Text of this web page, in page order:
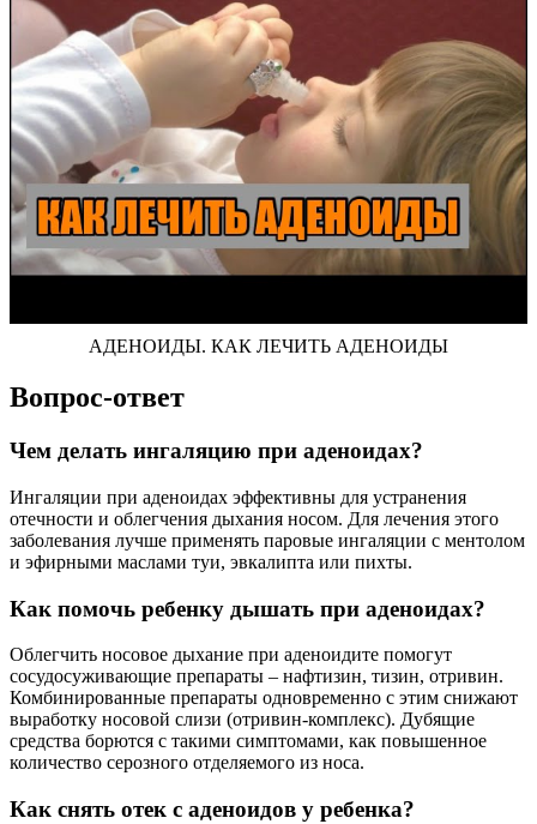
АДЕНОИДЫ. КАК ЛЕЧИТЬ АДЕНОИДЫ
Вопрос-ответ
Чем делать ингаляцию при аденоидах?
Ингаляции при аденоидах эффективны для устранения
отечности и облегчения дыхания носом. Для лечения этого
заболевания лучше применять паровые ингаляции с ментолом
и эфирными маслами туи, эвкалипта или пихты.
Как помочь ребенку дышать при аденоидах?
Облегчить носовое дыхание при аденоидите помогут
сосудосуживающие препараты – нафтизин, тизин, отривин.
Комбинированные препараты одновременно с этим снижают
выработку носовой слизи (отривин-комплекс). Дубящие
средства борются с такими симптомами, как повышенное
количество серозного отделяемого из носа.
Как снять отек с аденоидов у ребенка?